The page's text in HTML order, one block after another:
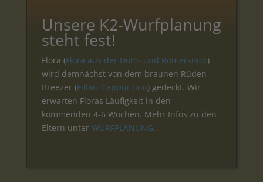
Unsere K2-Wurfplanung
steht fest!
Flora (Flora aus der Dom- und Römerstadt)
wird demnächst von dem braunen Rüden
Breezer (Fillari Cappuccino) gedeckt. Wir
erwarten Floras Läufigkeit in den
kommenden 4-6 Wochen. Mehr Infos zu den
Eltern unter WURFPLANUNG.